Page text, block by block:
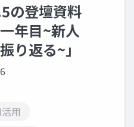
の登壇資料
年目~新人
り返る~」
用